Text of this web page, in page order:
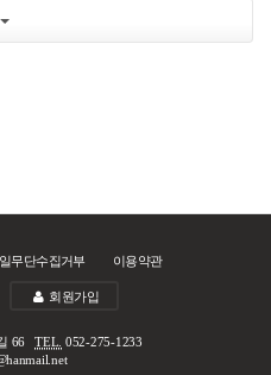
무단수집거부 이용약관
회원가입
길 66TEL. 052-275-1233